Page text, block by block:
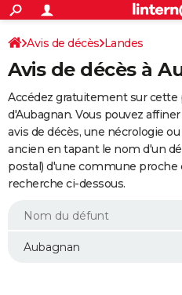
ACTUALITÉS
Politique
Société
Faits Divers
Education
Monde
Villes
+
SPORT
Coupe du monde 2026
Football
Tennis
Cyclisme
Rugby
Forum
Programme TV
TNT
Streaming
Cinéma
Sorties cinéma
Musique
+
FINANCE
Retraite
Impôts
Epargne
Immobilier
Risques naturels par ville
Banque
Assurance
Crédit
AUTO
Essais
Réserver un essai
Citadines
Berlines
SUV
Forum auto
+HIGH-TECH
BRICOLAGE
WEEK-END
Avis de décès Landes
Avis de décès à
Accédez gratuitement sur cette
d'Aubagnan. Vous pouvez
avis de décès, une nécrologie
ancien en tapant le nom d'un
postal) d'une commune proche
recherche ci-dessous.